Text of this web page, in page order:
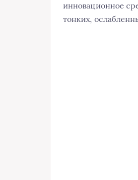
инновационное
тонких,